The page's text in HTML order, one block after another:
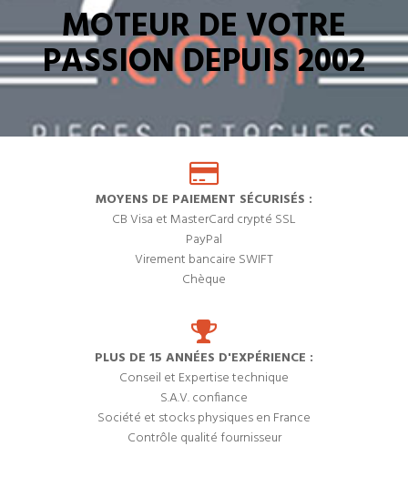
MOTEUR DE VOTRE
PASSION DEPUIS 2002
MOYENS DE PAIEMENT SÉCURISÉS :
CB Visa et MasterCard crypté SSL
PayPal
Virement bancaire SWIFT
Chèque
PLUS DE 15 ANNÉES D'EXPÉRIENCE :
Conseil et Expertise technique
S.A.V. confiance
Société et stocks physiques en France
Contrôle qualité fournisseur